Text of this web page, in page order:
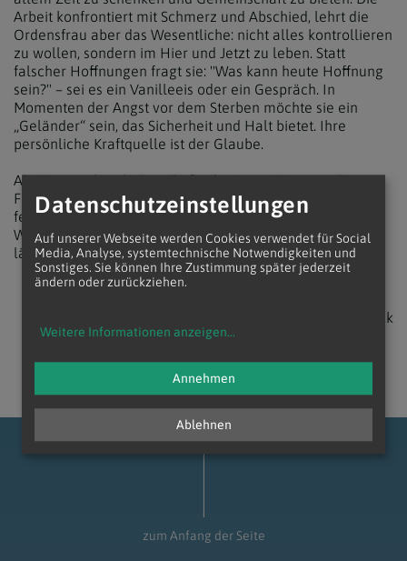
Arbeit konfrontiert mit Schmerz und Abschied, lehrt die
Ordensfrau aber das Wesentliche: nicht alles kontrollieren
zu wollen, sondern im Hier und Jetzt zu leben. Statt
falscher Hoffnungen fragt sie: "Was kann heute Hoffnung
sein?" – sei es ein Vanilleeis oder ein Gespräch. In
Momenten der Angst vor dem Sterben möchte sie ein
„Geländer“ sein, das Sicherheit und Halt bietet. Ihre
persönliche Kraftquelle ist der Glaube.
Als Mut machende Botschaft gibt sie ein Wort von Papst
Franziskus mit: "Leben in der Hoffnung bedeutet, sich
festzuklammern mit dem Tau in der Hand, stark im
Wissen, dass der Anker dort oben ist – und dieser Anker
lässt nicht zugrunde gehen, lässt NIE zugrunde gehen."
zurück
zum Anfang der Seite
Datenschutzeinstellungen
Auf unserer Webseite werden Cookies verwendet für Social
Media, Analyse, systemtechnische Notwendigkeiten und
Sonstiges. Sie können Ihre Zustimmung später jederzeit
ändern oder zurückziehen.
Weitere Informationen anzeigen...
Ablehnen
Annehmen